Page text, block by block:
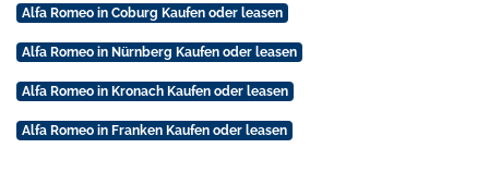
Alfa Romeo in Coburg Kaufen oder leasen
Alfa Romeo in Nürnberg Kaufen oder leasen
Alfa Romeo in Kronach Kaufen oder leasen
Alfa Romeo in Franken Kaufen oder leasen